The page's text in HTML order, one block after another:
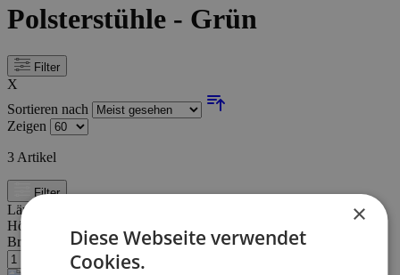
Polsterstühle - Grün
Filter
X
Sortieren nach
Zeigen
3 Artikel
Filter
Länge:
Höhe:
Breite/Tiefe:54 cm
×
Diese Webseite verwendet
Cookies.